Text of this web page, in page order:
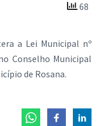
68
a Lei Municipal nº
Conselho Municipal
de Rosana.